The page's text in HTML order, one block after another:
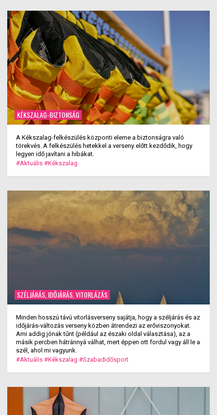
KÉKSZALAG-BIZTONSÁG
A Kékszalag-felkészülés központi eleme a biztonságra való
törekvés. A felkészülés hetekkel a verseny előtt kezdődik, hogy
legyen idő javítani a hibákat.
#Aktuális #Kékszalag
SZÉLJÁRÁS, IDŐJÁRÁS, VITORLÁZÁS
Minden hosszú távú vitorlásverseny sajátja, hogy a széljárás és az
időjárás-változás verseny közben átrendezi az erőviszonyokat.
Ami addig jónak tűnt (például az északi oldal választása), az a
másik percben hátránnyá válhat, mert éppen ott fordul vagy áll le a
szél, ahol mi vagyunk.
#Aktuális #Kékszalag #Szabadidősport